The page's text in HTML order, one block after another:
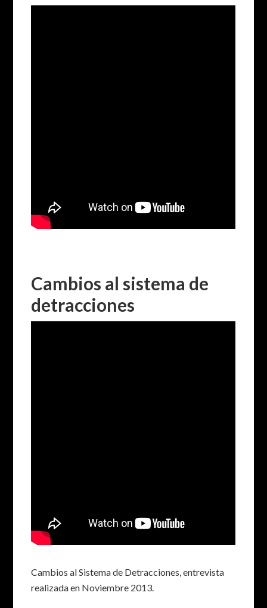
Cambios al sistema de
detracciones
Cambios al Sistema de Detracciones, entrevista
realizada en Noviembre 2013.